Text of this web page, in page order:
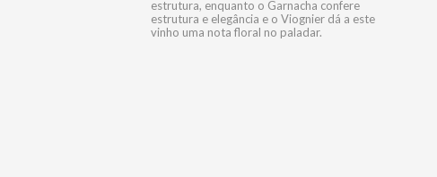
estrutura, enquanto o Garnacha confere
estrutura e elegância e o Viognier dá a este
vinho uma nota floral no paladar.